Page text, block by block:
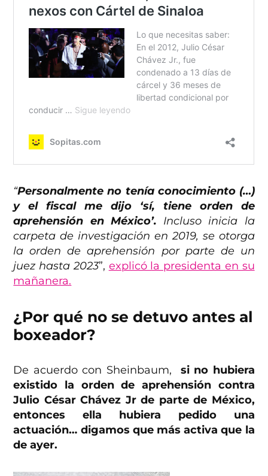
“Personalmente no tenía conocimiento (…)
y el fiscal me dijo ‘sí, tiene orden de
aprehensión en México’. Incluso inicia la
carpeta de investigación en 2019, se otorga
la orden de aprehensión por parte de un
juez hasta 2023”, explicó la presidenta en su
mañanera.
¿Por qué no se detuvo antes al
boxeador?
De acuerdo con Sheinbaum, si no hubiera
existido la orden de aprehensión contra
Julio César Chávez Jr de parte de México,
entonces ella hubiera pedido una
actuación… digamos que más activa que la
de ayer.